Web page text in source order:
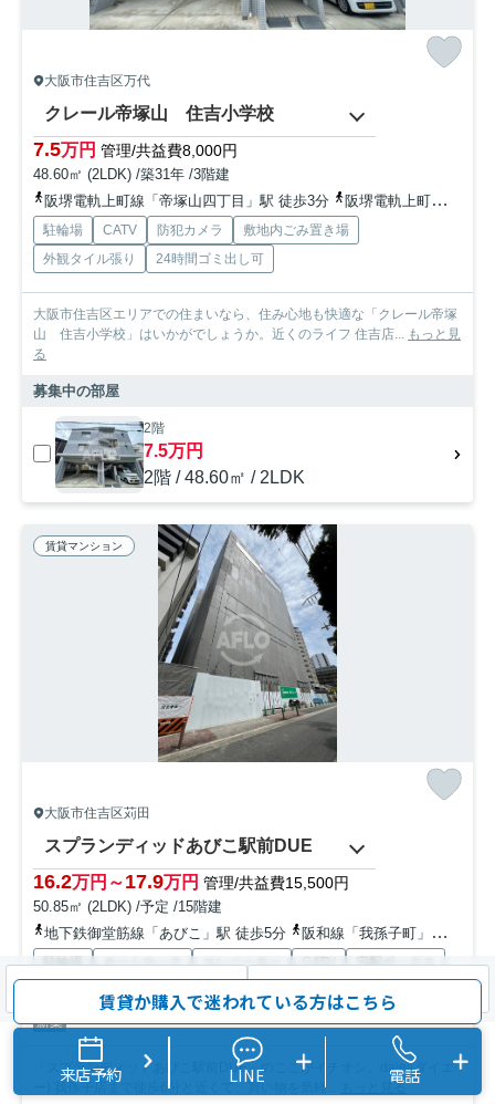
大阪市住吉区万代
クレール帝塚山 住吉小学校
7.5万円 管理/共益費8,000円
48.60㎡ (2LDK) /築31年 /3階建
阪堺電軌上町線「帝塚山四丁目」駅 徒歩3分
阪堺電軌上町線「帝塚山三丁目」駅 徒歩5分
駐輪場 CATV 防犯カメラ
敷地内ごみ置き場
外観タイル張り
24時間ゴミ出し可
大阪市住吉区エリアでの住まいなら、住み心地も快適な「クレール帝塚
山 住吉小学校」はいかがでしょうか。近くのライフ 住吉店... もっと見
る
募集中の部屋
2階
7.5万円
2階 / 48.60㎡ / 2LDK
賃貸マンション
大阪市住吉区苅田
スプランディッドあびこ駅前DUE
16.2万円～17.9万円 管理/共益費15,500円
50.85㎡ (2LDK) /予定 /15階建
地下鉄御堂筋線「あびこ」駅 徒歩5分
阪和線「我孫子町」駅 徒歩15分
駐輪場 オートロック エレベーター CATV
宅配ボックス
インターネット対応
新築
「スプランディッドあびこ駅前DUE」のここがイチオシ。daiei(ダイエ
ー) 我孫子店まで徒歩6分と近くて、買い物を気軽...
もっと見る
検索条件を変更 まとめてお問い合わせ
賃貸か購入で迷われている方はこちら
来店予約 LINE 電話